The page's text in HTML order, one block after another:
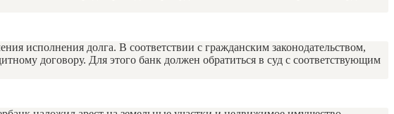
исполнения долга. В соответствии с гражданским законодательством,
договору. Для этого банк должен обратиться в суд с соответствующим